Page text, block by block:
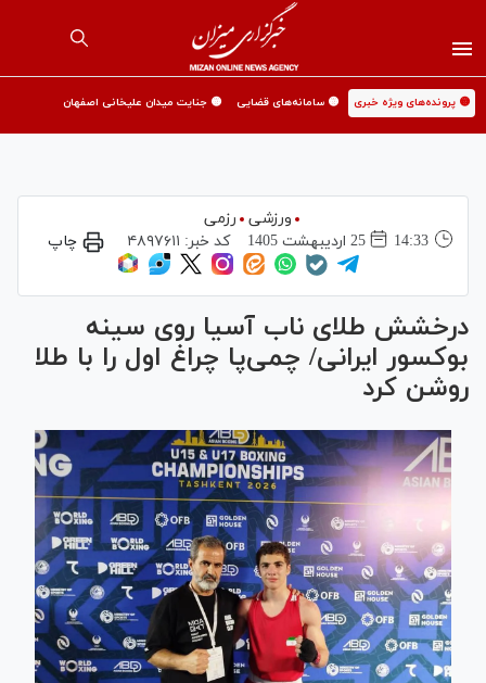
🟡 پرونده‌های ویژه خبری 🟡 سامانه‌های قضایی 🟡 جنایت میدان علیخانی اصفهان
ورزشی
رزمی
14:33
25 ارديبهشت 1405 کد خبر: ۴۸۹۷۶۱۱ چاپ
درخشش طلای ناب آسیا روی سینه
بوکسور ایرانی/ چمی‌پا چراغ اول را با طلا
روشن کرد